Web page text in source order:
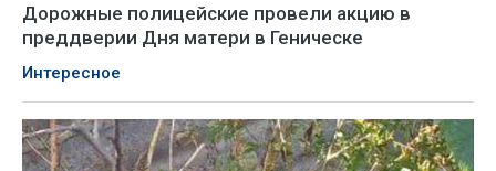
Дорожные полицейские провели акцию в
преддверии Дня матери в Геническе
Интересное